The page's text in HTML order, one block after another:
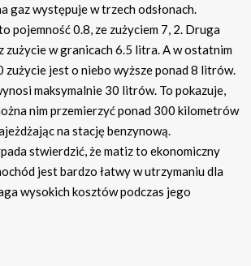
gaz występuje w trzech odsłonach.
pojemność 0.8, ze zużyciem 7, 2. Druga
zużycie w granicach 6.5 litra. A w ostatnim
zużycie jest o niebo wyższe ponad 8 litrów.
maksymalnie 30 litrów. To pokazuje,
nim przemierzyć ponad 300 kilometrów
na stację benzynową.
stwierdzić, że matiz to ekonomiczny
jest bardzo łatwy w utrzymaniu dla
wysokich kosztów podczas jego